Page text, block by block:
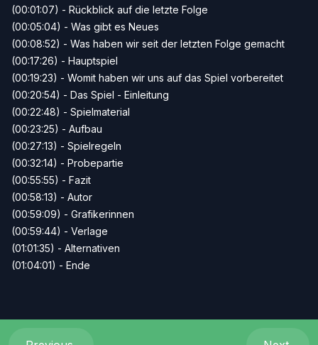
(00:01:07) - Rückblick auf die letzte Folge
(00:05:04) - Was gibt es Neues
(00:08:52) - Was haben wir seit der letzten Folge gemacht
(00:17:26) - Hauptspiel
(00:19:23) - Womit haben wir uns auf das Spiel vorbereitet
(00:20:54) - Das Spiel - Einleitung
(00:22:48) - Spielmaterial
(00:23:25) - Aufbau
(00:27:13) - Spielregeln
(00:32:14) - Probepartie
(00:55:55) - Fazit
(00:58:13) - Autor
(00:59:09) - Grafikerinnen
(00:59:44) - Verlage
(01:01:35) - Alternativen
(01:04:01) - Ende